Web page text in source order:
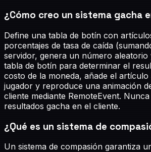
¿Cómo creo un sistema gacha
Define una tabla de botín con
porcentajes de tasa de caída
servidor, genera un número aleatorio
tabla de botín para determinar el
costo de la moneda, añade el
jugador y reproduce una animación
cliente mediante RemoteEvent.
resultados gacha en el cliente.
¿Qué es un sistema de
Un sistema de compasión garantiza